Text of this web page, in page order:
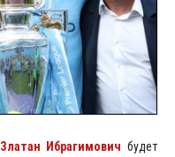
Златан Ибрагимович будет